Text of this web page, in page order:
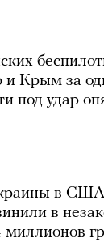
и Крым за
под удар
в
в